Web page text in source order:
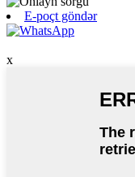
E-poçt göndər
x